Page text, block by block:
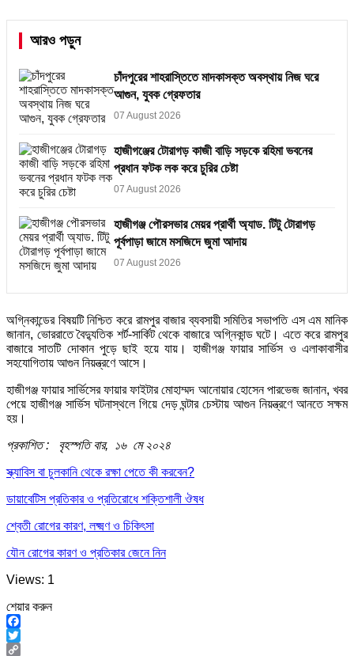
আরও পড়ুন
চাঁদপুরের শাহরাস্তিতে মাদকাসক্ত অবস্থায় নিজ ঘরে
আগুন, যুবক গ্রেফতার
07 August 2026
হাজীগঞ্জের টোরাগড় কাজী বাড়ি সড়কে রহিমা ভবনের
প্রধান ফটক লক করে চুরির চেষ্টা
07 August 2026
হাজীগঞ্জ পৌরসভার মেয়র প্রার্থী অ্যাড. টিটু টোরাগড়
পূর্বপাড়া জামে মসজিদে জুমা আদায়
07 August 2026
অগ্নিকান্ডের বিষয়টি নিশ্চিত করে রামপুর বাজার ব্যবসায়ী সমিতির সভাপতি এস এম মানিক
জানান, ভোররাতে বৈদ্যুতিক শর্ট-সার্কিট থেকে বাজারে অগ্নিকান্ড ঘটে। এতে করে রামপুর
বাজারে সাতটি দোকান পুড়ে ছাই হয়ে যায়। হাজীগঞ্জ ফায়ার সার্ভিস ও এলাকাবাসীর
সহযোগিতায় আগুন নিয়ন্ত্রণে আসে।
হাজীগঞ্জ ফায়ার সার্ভিসের ফায়ার ফাইটার মোহাম্মদ আনোয়ার হোসেন পারভেজ জানান, খবর
পেয়ে হাজীগঞ্জ সার্ভিস ঘটনাস্থলে গিয়ে দেড় ঘন্টার চেস্টায় আগুন নিয়ন্ত্রণে আনতে সক্ষম
হয়।
প্রকাশিত : বৃহস্পতি বার, ১৬ মে ২০২৪
স্ক্যাবিস বা চুলকানি থেকে রক্ষা পেতে কী করবেন?
ডায়াবেটিস প্রতিকার ও প্রতিরোধে শক্তিশালী ঔষধ
শ্বেতী রোগের কারণ, লক্ষ্মণ ও চিকিৎসা
যৌন রোগের কারণ ও প্রতিকার জেনে নিন
Views: 1
শেয়ার করুন
Facebook
Twitter